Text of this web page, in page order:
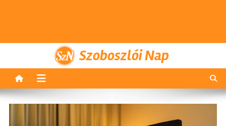
Szoboszlói Nap